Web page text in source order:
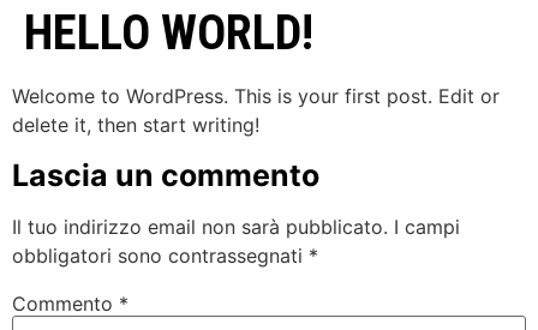
HELLO WORLD!
Welcome to WordPress. This is your first post. Edit or
delete it, then start writing!
Lascia un commento
Il tuo indirizzo email non sarà pubblicato. I campi
obbligatori sono contrassegnati *
Commento *